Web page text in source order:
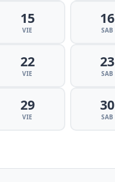
15
VIE
16
SAB
22
VIE
23
SAB
29
VIE
30
SAB